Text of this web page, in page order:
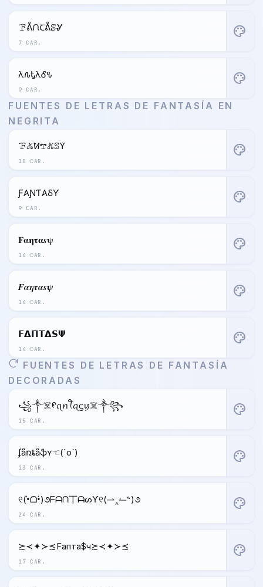
7 CAR.
ꘘᕔᙁꞆᕔꕷᎽ palette
9 CAR.
Ӻλ𐒐ᎿλᎴ𐒍 palette
FUENTES DE LETRAS DE FANTASÍA EN
NEGRITA
10 CAR.
ꘘ𖤬ꛘ𖢧𖤬ꕷꚲ palette
9 CAR.
Ƒ𐤠ƝƬ𐤠ⳜƳ palette
14 CAR.
𝐅𝛂𝛈𝛕𝛂𝒔𝛙 palette
14 CAR.
𝑭𝜶𝜼𝝉𝜶𝒔𝝍 palette
14 CAR.
𝗙𝝙𝝥𝝩𝝙𝗦𝝭 palette
FUENTES DE LETRAS DE FANTASÍA
DECORADAS
15 CAR.
꧁༒☠️ᠻꪖꪀꪻꪖᦓꪗ☠️༒꧂ palette
13 CAR.
ʄǟռȶǟֆʏ☜(`o´) palette
24 CAR.
୧(•̀ᗝ•́)૭ᖴᗩᑎ丅ᗩᔕƳ୧(⇀‸↼‶)૭ palette
17 CAR.
≿≺✦≻≾Fапта$ч≿≺✦≻≾ palette